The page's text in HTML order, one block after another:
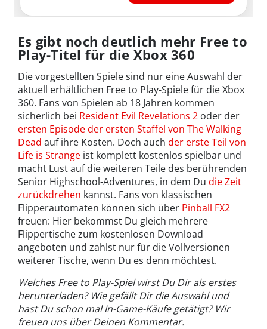
Es gibt noch deutlich mehr Free to
Play-Titel für die Xbox 360
Die vorgestellten Spiele sind nur eine Auswahl der
aktuell erhältlichen Free to Play-Spiele für die Xbox
360. Fans von Spielen ab 18 Jahren kommen
sicherlich bei Resident Evil Revelations 2 oder der
ersten Episode der ersten Staffel von The Walking
Dead auf ihre Kosten. Doch auch der erste Teil von
Life is Strange ist komplett kostenlos spielbar und
macht Lust auf die weiteren Teile des berührenden
Senior Highschool-Adventures, in dem Du die Zeit
zurückdrehen kannst. Fans von klassischen
Flipperautomaten können sich über Pinball FX2
freuen: Hier bekommst Du gleich mehrere
Flippertische zum kostenlosen Download
angeboten und zahlst nur für die Vollversionen
weiterer Tische, wenn Du es denn möchtest.
Welches Free to Play-Spiel wirst Du Dir als erstes
herunterladen? Wie gefällt Dir die Auswahl und
hast Du schon mal In-Game-Käufe getätigt? Wir
freuen uns über Deinen Kommentar.